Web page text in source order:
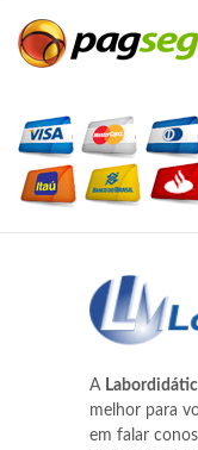
A
melhor para
em falar